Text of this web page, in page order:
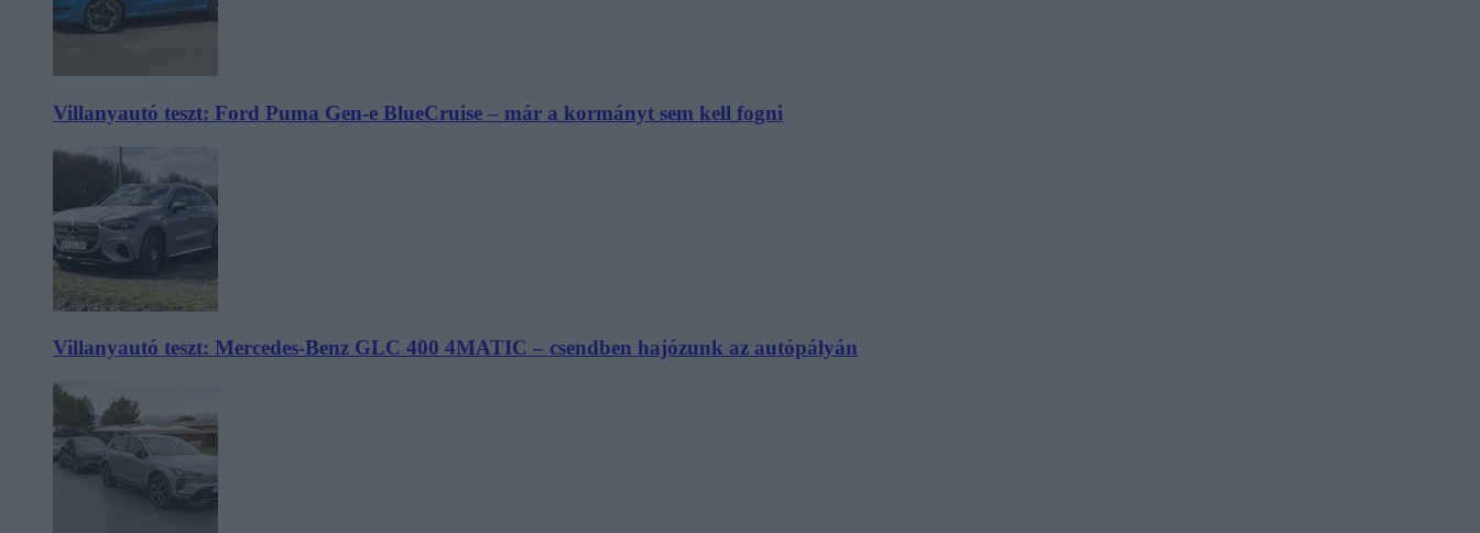
Villanyautó teszt: Ford Puma Gen-e BlueCruise – már a kormányt sem kell fogni
Villanyautó teszt: Mercedes-Benz GLC 400 4MATIC – csendben hajózunk az autópályán